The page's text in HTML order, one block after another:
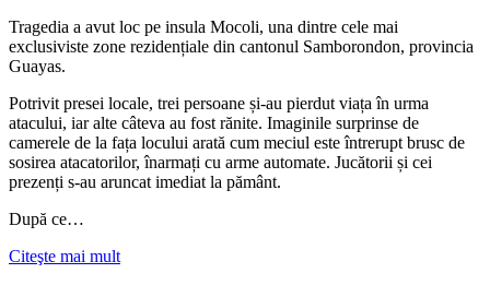
Tragedia a avut loc pe insula Mocoli, una dintre cele mai
exclusiviste zone rezidențiale din cantonul Samborondon, provincia
Guayas.
Potrivit presei locale, trei persoane și-au pierdut viața în urma
atacului, iar alte câteva au fost rănite. Imaginile surprinse de
camerele de la fața locului arată cum meciul este întrerupt brusc de
sosirea atacatorilor, înarmați cu arme automate. Jucătorii și cei
prezenți s-au aruncat imediat la pământ.
După ce…
Citeşte mai mult